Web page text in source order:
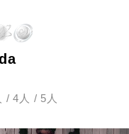
/ 4人 / 5人